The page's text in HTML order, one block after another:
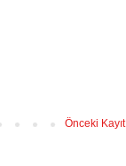
Önceki Kayıt